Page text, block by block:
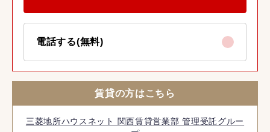
電話する(無料)
賃貸の方はこちら
三菱地所ハウスネット 関西賃貸営業部 管理受託グルー